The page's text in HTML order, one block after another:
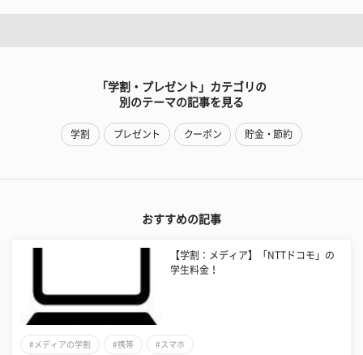
「学割・プレゼント」カテゴリの
別のテーマの記事を見る
学割 プレゼント クーポン 貯金・節約
おすすめの記事
【学割：メディア】「NTTドコモ」の
学生料金！
#メディアの学割 #携帯 #スマホ